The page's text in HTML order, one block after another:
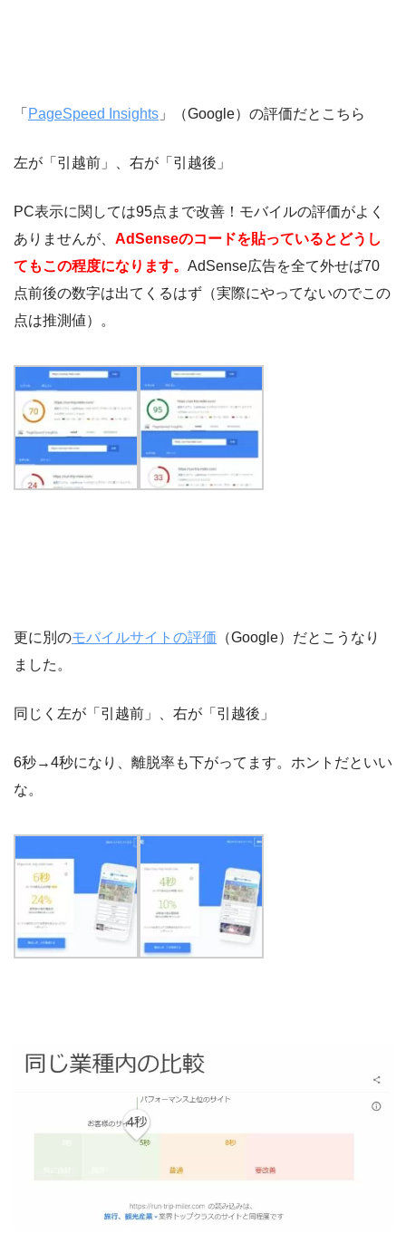
「 PageSpeed Insights 」（Google）の評価だとこちら
左が「引越前」、右が「引越後」
PC表示に関しては95点まで改善！モバイルの評価がよく
ありませんが、 AdSenseのコードを貼っているとどうし
てもこの程度になります。 AdSense広告を全て外せば70
点前後の数字は出てくるはず（実際にやってないのでこの
点は推測値）。
更に別のモバイルサイトの評価 （Google）だとこうなり
ました。
同じく左が「引越前」、右が「引越後」
6秒→4秒になり、離脱率も下がってます。ホントだといい
な。